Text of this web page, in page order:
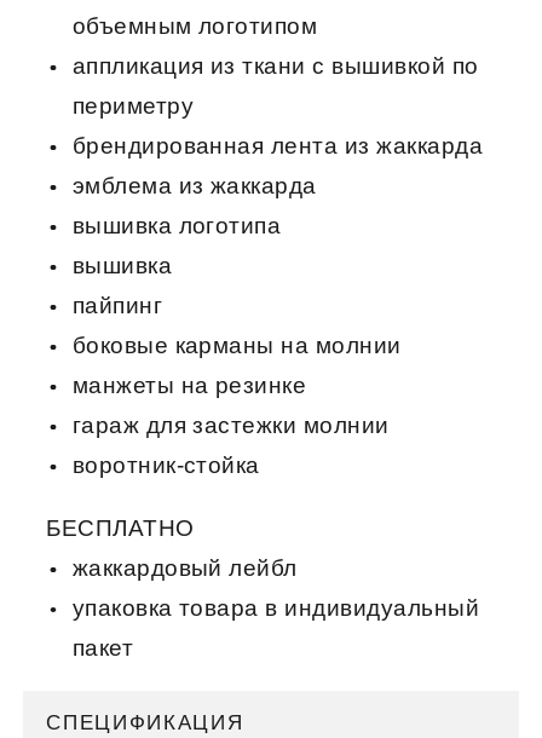
объемным логотипом
аппликация из ткани с вышивкой по
периметру
брендированная лента из жаккарда
эмблема из жаккарда
вышивка логотипа
вышивка
пайпинг
боковые карманы на молнии
манжеты на резинке
гараж для застежки молнии
воротник-стойка
БЕСПЛАТНО
жаккардовый лейбл
упаковка товара в индивидуальный
пакет
СПЕЦИФИКАЦИЯ